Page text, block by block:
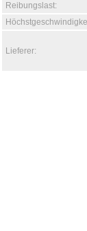
Reibungslast:
Lieferer: